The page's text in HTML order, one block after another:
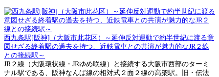
西九条駅[阪神]（大阪市此花区）～延伸反対運動で約半世紀に渡る意
図せざる終着駅の過去を持つ、近鉄電車との共演が魅力的なJR２線
との接続駅～
JR２線（大阪環状線・JRゆめ咲線）と接続する大阪市西部のターミ
ナル駅である、阪神なんば線の相対式２面２線の高架駅。旧・伝法